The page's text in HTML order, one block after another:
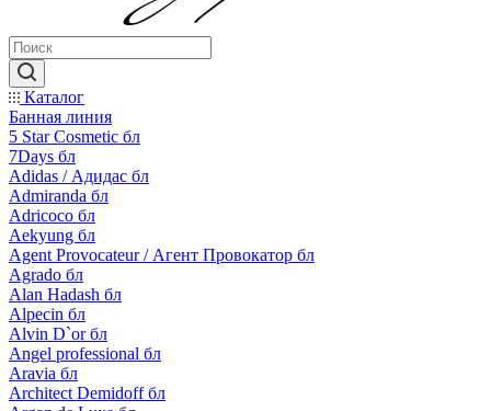
Каталог
Банная линия
5 Star Cosmetic бл
7Days бл
Adidas / Адидас бл
Admiranda бл
Adricoco бл
Aekyung бл
Agent Provocateur / Агент Провокатор бл
Agrado бл
Alan Hadash бл
Alpecin бл
Alvin D`or бл
Angel professional бл
Aravia бл
Architect Demidoff бл